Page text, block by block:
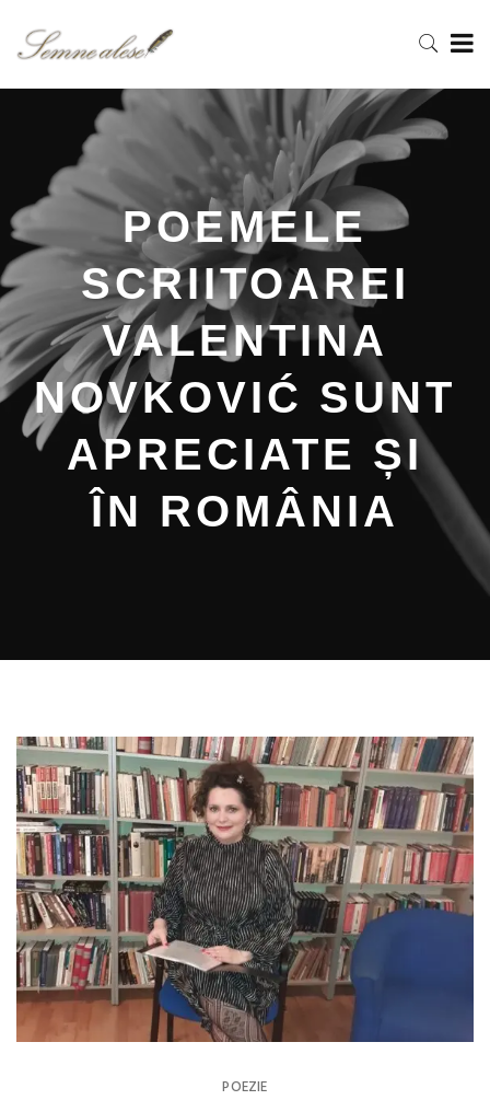
POEMELE
SCRIITOAREI
VALENTINA
NOVKOVIĆ SUNT
APRECIATE ȘI
ÎN ROMÂNIA
POEZIE